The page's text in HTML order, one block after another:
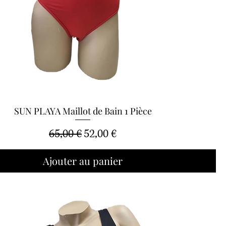
Aperçu rapide
SUN PLAYA Maillot de Bain 1 Pièce
Prix original
65,00 €Prix promotionnel
52,00 €
Ajouter au panier